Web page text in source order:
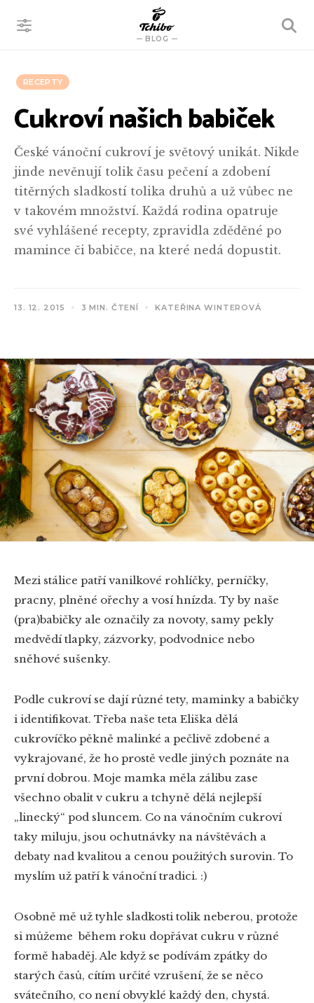
BLOG
VYHLEDÁVÁNÍ
RECEPTY
Cukroví našich babiček
České vánoční cukroví je světový unikát. Nikde
jinde nevěnují tolik času pečení a zdobení
titěrných sladkostí tolika druhů a už vůbec ne
v takovém množství. Každá rodina opatruje
své vyhlášené recepty, zpravidla zděděné po
mamince či babičce, na které nedá dopustit.
13. 12. 2015 3 MIN. ČTENÍ KATEŘINA WINTEROVÁ
Mezi stálice patří vanilkové rohlíčky, perníčky,
pracny, plněné ořechy a vosí hnízda. Ty by naše
(pra)babičky ale označily za novoty, samy pekly
medvědí tlapky, zázvorky, podvodnice nebo
sněhové sušenky.
Podle cukroví se dají různé tety, maminky a babičky
i identifikovat. Třeba naše teta Eliška dělá
cukrovíčko pěkně malinké a pečlivě zdobené a
vykrajované, že ho prostě vedle jiných poznáte na
první dobrou. Moje mamka měla zálibu zase
všechno obalit v cukru a tchyně dělá nejlepší
„linecký“ pod sluncem. Co na vánočním cukroví
taky miluju, jsou ochutnávky na návštěvách a
debaty nad kvalitou a cenou použitých surovin. To
myslím už patří k vánoční tradici. :)
Osobně mě už tyhle sladkosti tolik neberou, protože
si můžeme během roku dopřávat cukru v různé
formě habaděj. Ale když se podívám zpátky do
starých časů, cítím určité vzrušení, že se něco
svátečního, co není obvyklé každý den, chystá.